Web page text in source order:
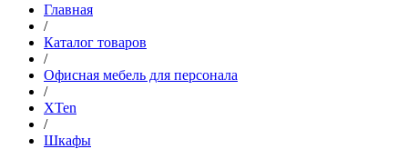
Главная
/
Каталог товаров
/
Офисная мебель для персонала
/
XTen
/
Шкафы